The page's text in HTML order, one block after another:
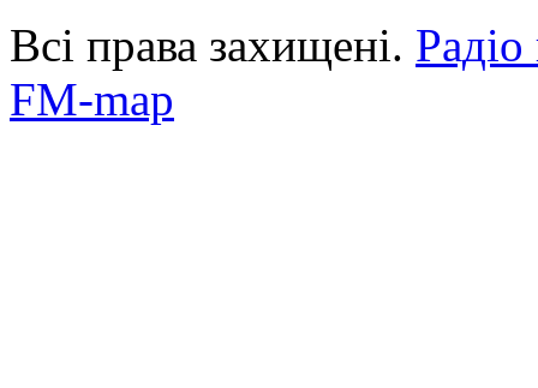
Всі права захищені.
FM-map